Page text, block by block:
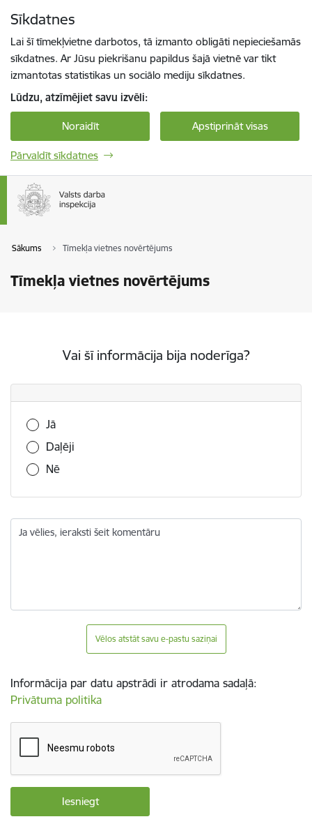
Sīkdatnes
Lai šī tīmekļvietne darbotos, tā izmanto obligāti nepieciešamās
sīkdatnes. Ar Jūsu piekrišanu papildus šajā vietnē var tikt
izmantotas statistikas un sociālo mediju sīkdatnes.
Lūdzu, atzīmējiet savu izvēli:
Noraidīt Apstiprināt visas
Pārvaldīt sīkdatnes
Sākums Tīmekļa vietnes novērtējums
Tīmekļa vietnes novērtējums
Vai šī informācija bija noderīga?
Vai šī informācija bija noderīga?
Jā
Daļēji
Nē
Ja vēlies, ieraksti šeit komentāru
Vēlos atstāt savu e-pastu saziņai
Informācija par datu apstrādi ir atrodama sadaļā:
Privātuma politika